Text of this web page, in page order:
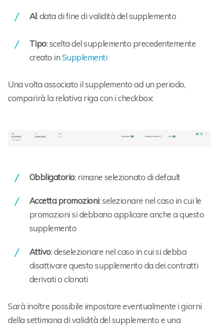
Al: data di fine di validità del supplemento
Tipo: scelta del supplemento precedentemente
creato inSupplementi
Una volta associato il supplemento ad un periodo,
comparirà la relativa riga con i checkbox:
Obbligatorio: rimane selezionato di default
Accetta promozioni: selezionare nel caso in cui le
promozioni si debbano applicare anche a questo
supplemento
Attivo: deselezionare nel caso in cui si debba
disattivare questo supplemento da dei contratti
derivati o clonati
Sarà inoltre possibile impostare eventualmente i giorni
della settimana di validità del supplemento e una